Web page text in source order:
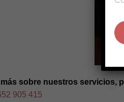
sobre nuestros servicios,
905 415